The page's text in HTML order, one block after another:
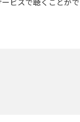
ビスで聴くことがで